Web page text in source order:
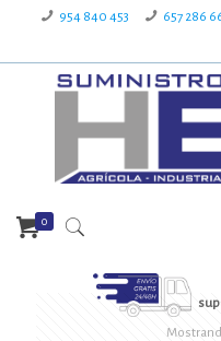
954 840 453 657 286
0